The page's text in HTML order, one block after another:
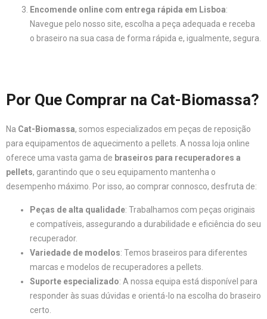
Encomende online com entrega rápida em Lisboa:
Navegue pelo nosso site, escolha a peça adequada e receba
o braseiro na sua casa de forma rápida e, igualmente, segura.
Por Que Comprar na Cat-Biomassa?
Na Cat-Biomassa, somos especializados em peças de reposição
para equipamentos de aquecimento a pellets. A nossa loja online
oferece uma vasta gama de braseiros para recuperadores a
pellets, garantindo que o seu equipamento mantenha o
desempenho máximo. Por isso, ao comprar connosco, desfruta de:
Peças de alta qualidade: Trabalhamos com peças originais
e compatíveis, assegurando a durabilidade e eficiência do seu
recuperador.
Variedade de modelos: Temos braseiros para diferentes
marcas e modelos de recuperadores a pellets.
Suporte especializado: A nossa equipa está disponível para
responder às suas dúvidas e orientá-lo na escolha do braseiro
certo.